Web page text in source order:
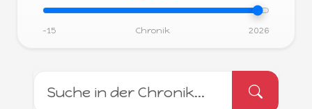
-15 Chronik 2026